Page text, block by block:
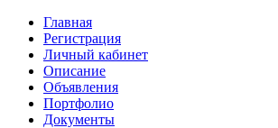
Главная
Регистрация
Личный кабинет
Описание
Объявления
Портфолио
Документы